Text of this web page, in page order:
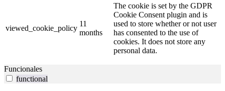
viewed_cookie_policy
11
months
The cookie is set by the GDPR
Cookie Consent plugin and is
used to store whether or not user
has consented to the use of
cookies. It does not store any
personal data.
Funcionales
functional